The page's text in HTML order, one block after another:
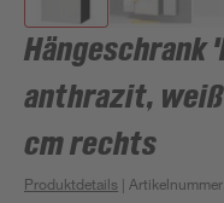
Hängeschrank
anthrazit,
cm rechts
Produktdetails | Artikelnummer